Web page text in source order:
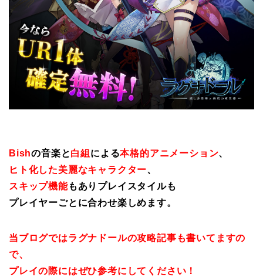
Bishの音楽と白組 による本格的アニメーション、
ヒト化した美麗なキャラクター、
スキップ機能もありプレイスタイルも
プレイヤーごとに合わせ楽しめます。
当ブログではラグナドールの攻略記事も書いてますの
で、
プレイの際にはぜひ参考にしてください！